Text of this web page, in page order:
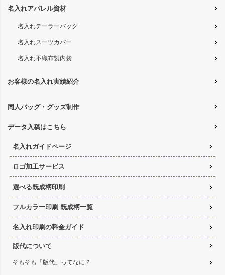
名入れアパレル資材
名入れテーラーバッグ
名入れスーツカバー
名入れ不織布製内袋
お客様の名入れ実績紹介
同人バッグ・グッズ制作
データ入稿はこちら
名入れガイドページ
ロゴ加工サービス
選べる既成柄印刷
フルカラー印刷 既成柄一覧
名入れ印刷の料金ガイド
版代について
そもそも「版代」ってなに？